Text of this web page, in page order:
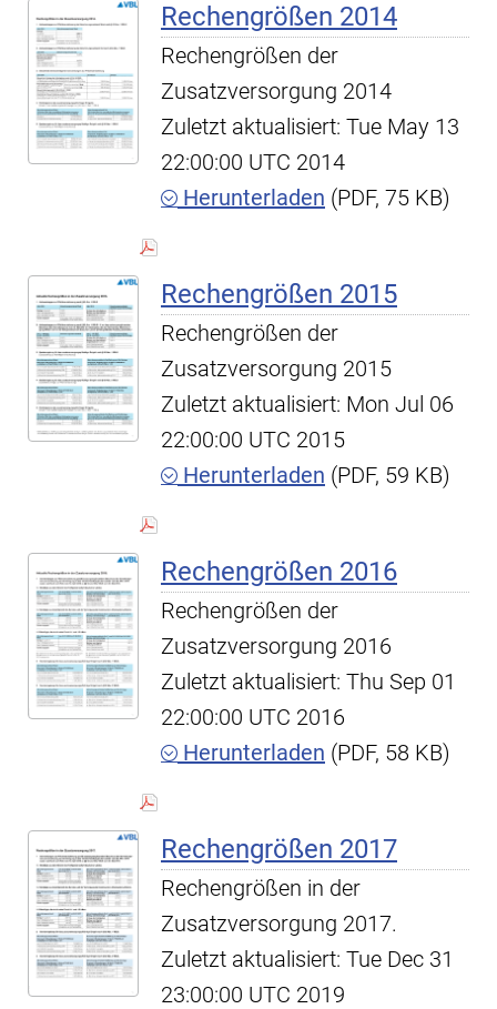
Rechengrößen 2014
Rechengrößen der
Zusatzversorgung 2014
Zuletzt aktualisiert: Tue May 13
22:00:00 UTC 2014
Herunterladen (PDF, 75 KB)
Rechengrößen 2015
Rechengrößen der
Zusatzversorgung 2015
Zuletzt aktualisiert: Mon Jul 06
22:00:00 UTC 2015
Herunterladen (PDF, 59 KB)
Rechengrößen 2016
Rechengrößen der
Zusatzversorgung 2016
Zuletzt aktualisiert: Thu Sep 01
22:00:00 UTC 2016
Herunterladen (PDF, 58 KB)
Rechengrößen 2017
Rechengrößen in der
Zusatzversorgung 2017.
Zuletzt aktualisiert: Tue Dec 31
23:00:00 UTC 2019